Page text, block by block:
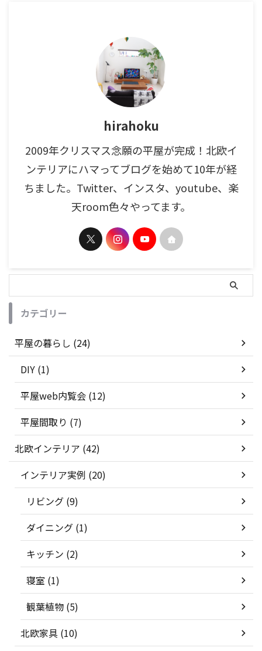
hirahoku
2009年クリスマス念願の平屋が完成！北欧イ
ンテリアにハマってブログを始めて10年が経
ちました。Twitter、インスタ、youtube、楽
天room色々やってます。
カテゴリー
平屋の暮らし (24)
DIY (1)
平屋web内覧会 (12)
平屋間取り (7)
北欧インテリア (42)
インテリア実例 (20)
リビング (9)
ダイニング (1)
キッチン (2)
寝室 (1)
観葉植物 (5)
北欧家具 (10)